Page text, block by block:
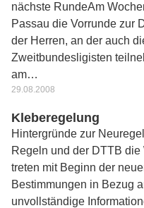
nächste RundeAm
Passau die Vorrunde zur
der Herren, an der auch
Zweitbundesligisten
am…
29.08.2008
Kleberegelung
Hintergründe zur
Regeln und der DTTB
treten mit Beginn der
Bestimmungen in Bezug
unvollständige